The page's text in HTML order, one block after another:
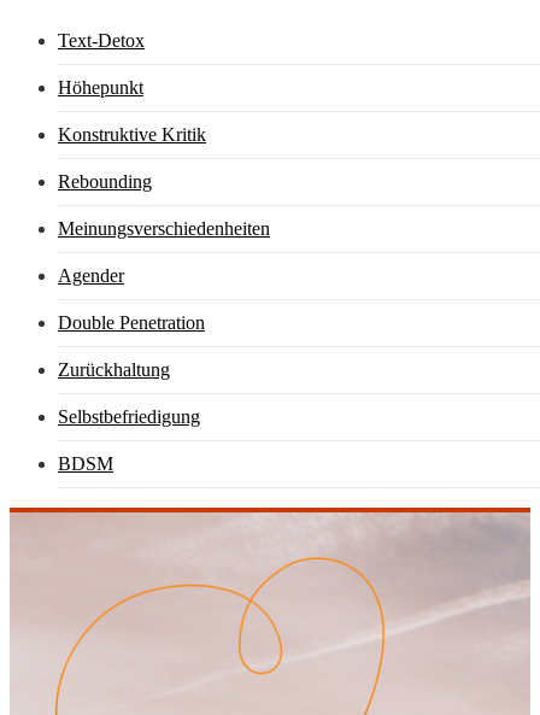
Text-Detox
Höhepunkt
Konstruktive Kritik
Rebounding
Meinungsverschiedenheiten
Agender
Double Penetration
Zurückhaltung
Selbstbefriedigung
BDSM